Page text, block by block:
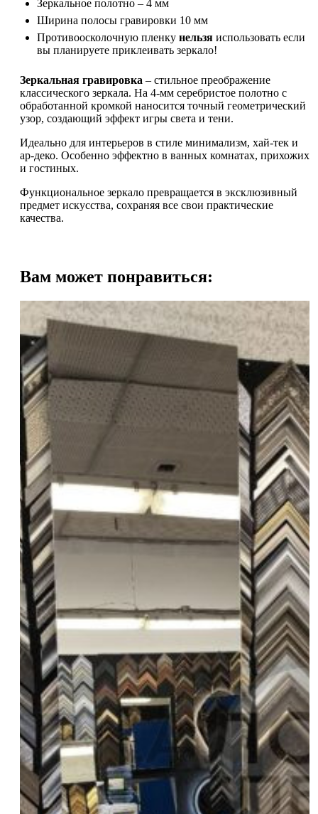
Зеркальное полотно – 4 мм
Ширина полосы гравировки 10 мм
Противоосколочную пленку нельзя использовать если
вы планируете приклеивать зеркало!
Зеркальная гравировка – стильное преображение
классического зеркала. На 4-мм серебристое полотно с
обработанной кромкой наносится точный геометрический
узор, создающий эффект игры света и тени.
Идеально для интерьеров в стиле минимализм, хай-тек и
ар-деко. Особенно эффектно в ванных комнатах, прихожих
и гостиных.
Функциональное зеркало превращается в эксклюзивный
предмет искусства, сохраняя все свои практические
качества.
Вам может понравиться: